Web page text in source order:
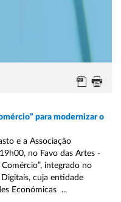
para modernizar o
e a Associação
no Favo das Artes -
integrado no
cuja entidade
Económicas ...